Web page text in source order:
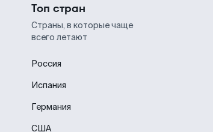
Топ стран
Страны, в которые чаще
всего летают
Россия
Испания
Германия
США